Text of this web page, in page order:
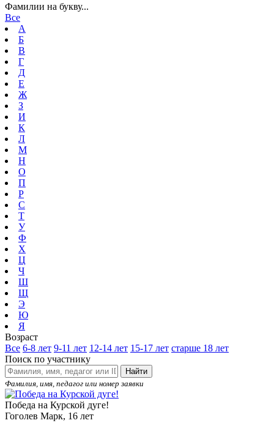
Фамилии на букву...
Все
А
Б
В
Г
Д
Е
Ж
З
И
К
Л
М
Н
О
П
Р
С
Т
У
Ф
Х
Ц
Ч
Ш
Щ
Э
Ю
Я
Возраст
Все 6-8 лет 9-11 лет 12-14 лет 15-17 лет старше 18 лет
Поиск по участнику
Найти
Фамилия, имя, педагог или номер заявки
Победа на Курской дуге!
Гоголев Марк, 16 лет